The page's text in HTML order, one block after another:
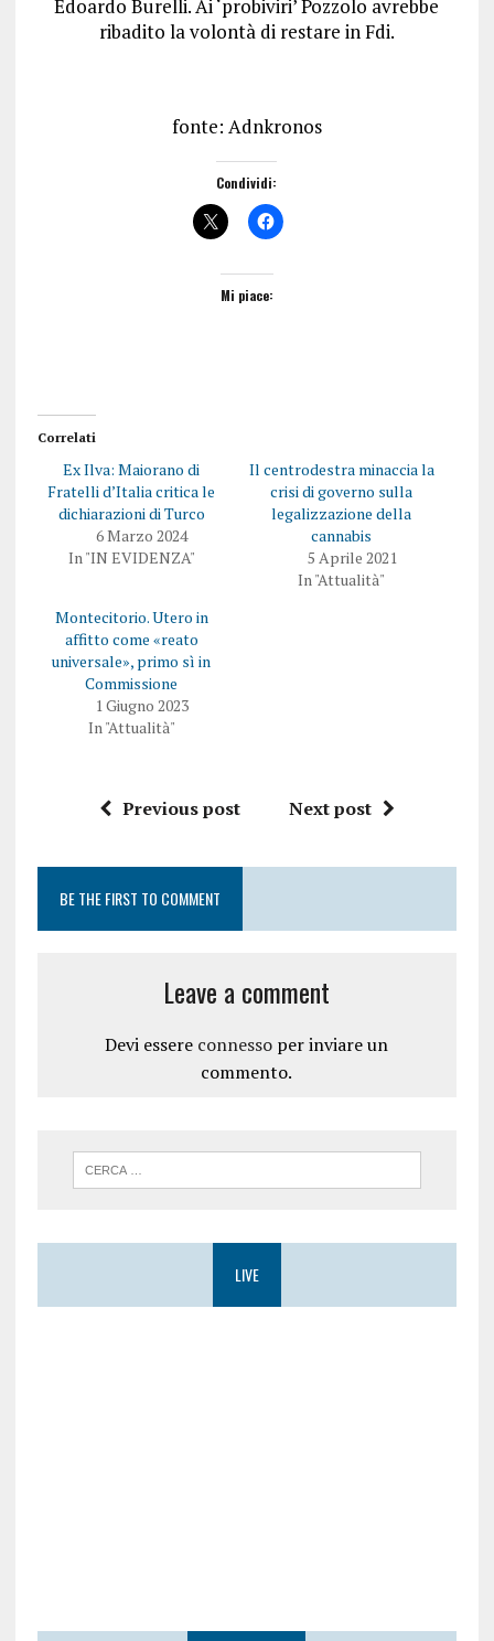
Edoardo Burelli. Ai ‘probiviri’ Pozzolo avrebbe
ribadito la volontà di restare in Fdi.
fonte: Adnkronos
Condividi:
Mi piace:
Correlati
Ex Ilva: Maiorano di
Fratelli d’Italia critica le
dichiarazioni di Turco
6 Marzo 2024
In "IN EVIDENZA"
Il centrodestra minaccia la
crisi di governo sulla
legalizzazione della
cannabis
5 Aprile 2021
In "Attualità"
Montecitorio. Utero in
affitto come «reato
universale», primo sì in
Commissione
1 Giugno 2023
In "Attualità"
Previous post Next post
BE THE FIRST TO COMMENT
Leave a comment
Devi essere connesso per inviare un
commento.
LIVE